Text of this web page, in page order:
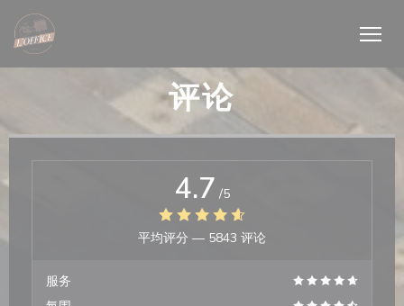
Cookie管理面板
评论
4.7 /5
平均评分 — 5843 评论
服务